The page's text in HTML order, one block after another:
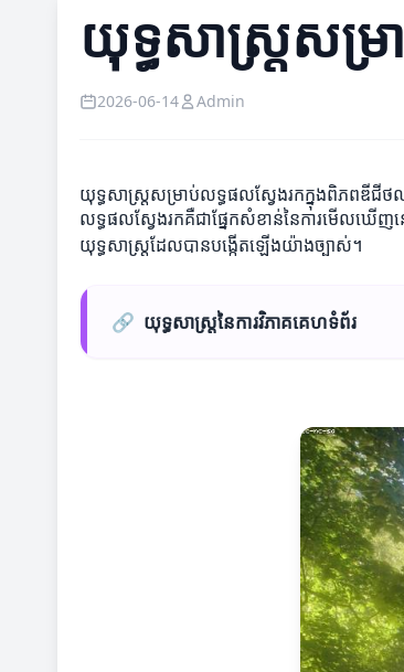
យុទ្ធសាស្ត្រសម្
2026-06-14 Admin
យុទ្ធសាស្ត្រសម្រាប់លទ្ធផលស្វែងរកក្នុងពិភពឌីជីថ
លទ្ធផលស្វែងរកគឺជាផ្នែកសំខាន់នៃការមើលឃើញ
យុទ្ធសាស្ត្រដែលបានបង្កើតឡើងយ៉ាងច្បាស់។
🔗 យុទ្ធសាស្ត្រនៃការវិភាគគេហទំព័រ